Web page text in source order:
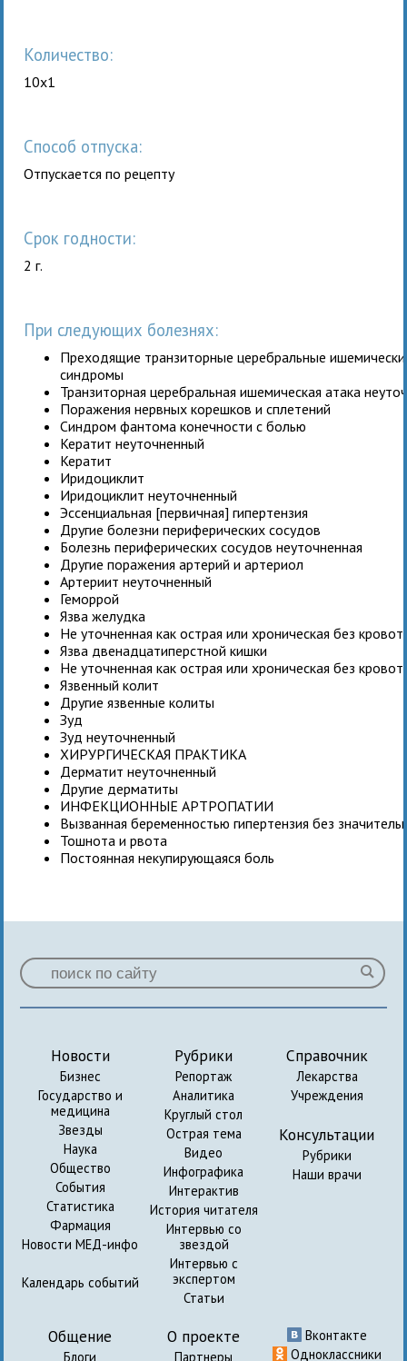
Количество:
10x1
Способ отпуска:
Отпускается по рецепту
Срок годности:
2 г.
При следующих болезнях:
Преходящие транзиторные церебральные
синдромы
Транзиторная церебральная ишемическая атака
Поражения нервных корешков и сплетений
Синдром фантома конечности с болью
Кератит неуточненный
Кератит
Иридоциклит
Иридоциклит неуточненный
Эссенциальная [первичная] гипертензия
Другие болезни периферических сосудов
Болезнь периферических сосудов неуточненная
Другие поражения артерий и артериол
Артериит неуточненный
Геморрой
Язва желудка
Не уточненная как острая или хроническая без
Язва двенадцатиперстной кишки
Не уточненная как острая или хроническая без
Язвенный колит
Другие язвенные колиты
Зуд
Зуд неуточненный
ХИРУРГИЧЕСКАЯ ПРАКТИКА
Дерматит неуточненный
Другие дерматиты
ИНФЕКЦИОННЫЕ АРТРОПАТИИ
Вызванная беременностью гипертензия без
Тошнота и рвота
Постоянная некупирующаяся боль
Новости
Бизнес
Государство и
медицина
Звезды
Наука
Общество
События
Статистика
Фармация
Новости МЕД-инфо
Календарь событий
Рубрики
Репортаж
Аналитика
Круглый стол
Острая тема
Видео
Инфографика
Интерактив
История читателя
Интервью со
звездой
Интервью с
экспертом
Статьи
Справочник
Лекарства
Учреждения
Консультации
Рубрики
Наши врачи
Общение
Блоги
О проекте
Партнеры
Вконтакте
Одноклассники